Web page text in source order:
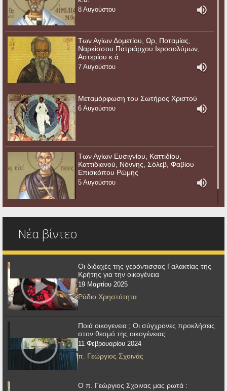
8 Αυγούστου
Των Αγίων Δομετίου, Ωρ, Ποταμίας,
Ναρκίσσου Πατριάρχου Ιεροσολύμων,
Αστερίου κ.ά.
7 Αυγούστου
Μεταμόρφωση του Σωτήρος Χριστού
6 Αυγούστου
Των Αγίων Ευσιγνίου, Καττιδίου,
Καττιδιανού, Νόννης, Σόλεβ, Φαβίου
Επισκόπου Ρώμης
5 Αυγούστου
Νέα βίντεο
Οι διδαχές της γερόντισσας Γαλακτίας της
Κρήτης για την οικογένεια
19 Μαρτίου 2025
Ράδιο Χρηστότητα
Ποιά οικογενεια ; Οι σύγχρονες προκλήσεις
στον θεσμό της οικογένειας
11 Φεβρουαρίου 2024
π. Γεώργιος Σχοινάς
Ο π. Γεώργιος Σχοινας μας ρωτά :